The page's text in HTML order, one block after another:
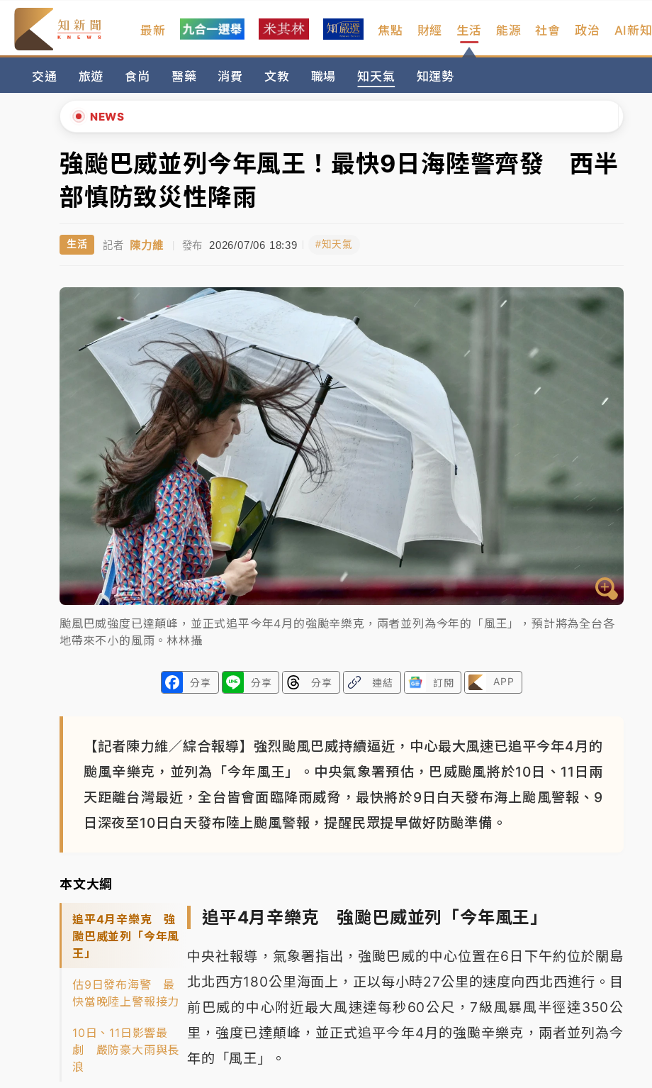
最新 焦點 財經 生活
交通 旅遊 食尚 醫藥 消費 文教 職場 知天氣 知運勢
能源 社會 政治 AI新知
NEWS
暑假過三周才推「E宿新北打卡趣」！抽獎程序複雜 觀旅局回應了
中信慈善基金會想增加董事人數！辜仲諒向法院聲請遭駁 理由曝光
故宮《龍藏經》特展第2檔！今線上預約開賣一度塞車 周六起展出延長至晚上7時
台東農業處長涉圖利渡假村！東檢抗告成功 今重開羈押庭
女律師陳昱瑄詐慈濟10億！黃金158kg遭查扣畫面曝光
中信慈善基金會想增加董事人數！辜仲諒向法院聲請遭駁 理由曝光
故宮《龍藏經》特展第2檔！今線上預約開賣一度塞車 周六起展出延長至晚上7時
台東農業處長涉圖利渡假村！東檢抗告成功 今重開羈押庭
父親節泡湯了！中颱白海豚雨彈轟3天 「紅到發紫」降雨熱區曝
▲
▼
強颱巴威並列今年風王！最快9日海陸警齊發 西半
部慎防致災性降雨
生活 記者 陳力維 | 發布 2026/07/06 18:39 #知天氣
颱風巴威強度已達顛峰，並正式追平今年4月的強颱辛樂克，兩者並列為今年的「風王」，預計將為全台各
地帶來不小的風雨。林林攝
分享 分享 分享 連結 訂閱 APP
【記者陳力維／綜合報導】強烈颱風巴威持續逼近，中心最大風速已追平今年4月的
颱風辛樂克，並列為「今年風王」。中央氣象署預估，巴威颱風將於10日、11日兩
天距離台灣最近，全台皆會面臨降雨威脅，最快將於9日白天發布海上颱風警報、9
日深夜至10日白天發布陸上颱風警報，提醒民眾提早做好防颱準備。
本文大綱
追平4月辛樂克 強
颱巴威並列「今年風
王」
估9日發布海警 最
快當晚陸上警報接力
10日、11日影響最
劇 嚴防豪大雨與長
浪
追平4月辛樂克 強颱巴威並列「今年風王」
中央社報導，氣象署指出，強颱巴威的中心位置在6日下午約位於關島
北北西方180公里海面上，正以每小時27公里的速度向西北西進行。目
前巴威的中心附近最大風速達每秒60公尺，7級風暴風半徑達350公
里，強度已達顛峰，並正式追平今年4月的強颱辛樂克，兩者並列為今
年的「風王」。